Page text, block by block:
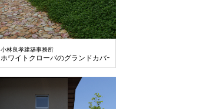
小林良孝建築事務所
ホワイトクローバのグランドカバーの間に敷き詰めた砕石のアプロー